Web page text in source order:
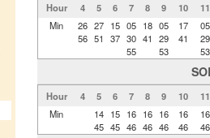
Hour 4 5 6 7 8 9 10
11
Min
26
56
27
51
15
37
05
30
55
18
41
05
29
53
17
41
05
29
53
Hour 4 5 6 7 8 9 10
11
Min
14
45
15
45
16
46
16
46
16
46
16
46
16
46